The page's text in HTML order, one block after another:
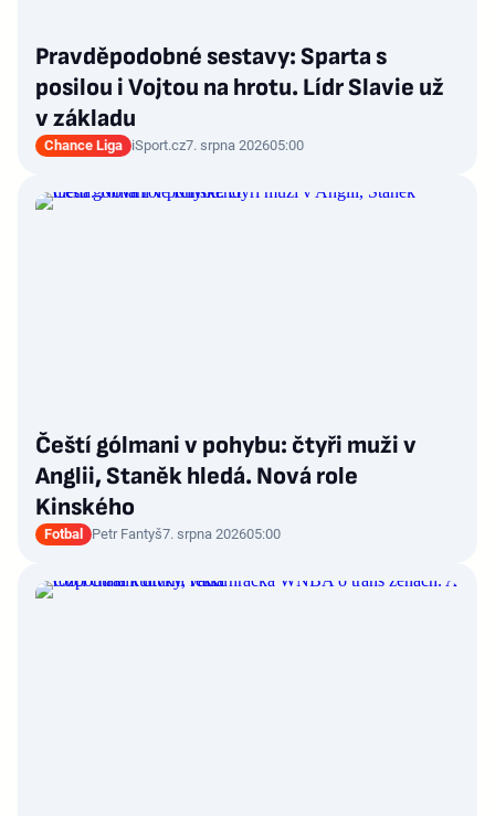
Pravděpodobné sestavy: Sparta s
posilou i Vojtou na hrotu. Lídr Slavie už
v základu
Chance Liga iSport.cz7. srpna 202605:00
Čeští gólmani v pohybu: čtyři muži v
Anglii, Staněk hledá. Nová role
Kinského
Fotbal Petr Fantyš7. srpna 202605:00